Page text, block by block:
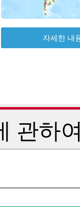
자세한 내
관하